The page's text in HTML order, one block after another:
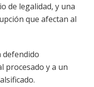
de legalidad, y una
que afectan al
defendido
procesado y a un